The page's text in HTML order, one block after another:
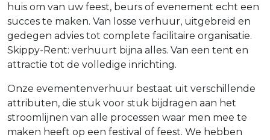
huis om van uw feest, beurs of evenement echt een
succes te maken. Van losse verhuur, uitgebreid en
gedegen advies tot complete facilitaire organisatie.
Skippy-Rent: verhuurt bijna alles. Van een tent en
attractie tot de volledige inrichting.
Onze evementenverhuur bestaat uit verschillende
attributen, die stuk voor stuk bijdragen aan het
stroomlijnen van alle processen waar men mee te
maken heeft op een festival of feest. We hebben